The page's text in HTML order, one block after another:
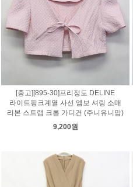
[중고][895-30]프리정도 DELINE
라이트핑크계열 사선 엠보 셔링 소매
리본 스트랩 크롭 가디건 (주니유니맘)
9,200원